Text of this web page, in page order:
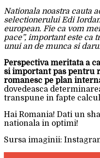
Nationala noastra cauta
selectionerului Edi
european. Fie ca vom
pace”, important este ca
unui an de munca si
Perspectiva meritata a
si important pas pentru
romanesc pe plan
dovedeasca
transpune in fapte
Hai Romania! Dati un
nationala in optimi!
Sursa imaginii: